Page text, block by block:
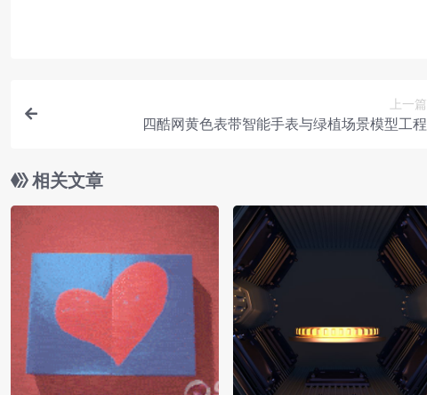
上一篇
四酷网黄色表带智能手表与绿植场景模型工程
相关文章